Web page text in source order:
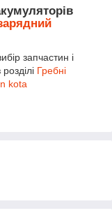
запчастин і
Гребні
kota